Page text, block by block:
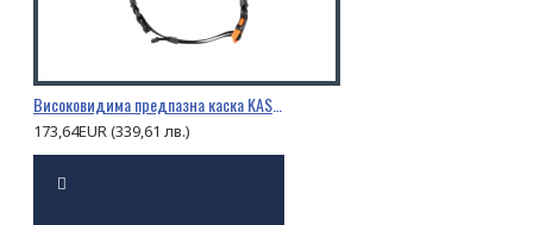
173,64EUR (339,61 лв.)